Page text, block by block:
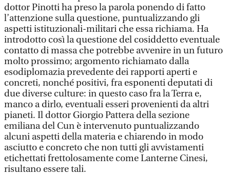
dottor Pinotti ha preso la parola ponendo di fatto
l’attenzione sulla questione, puntualizzando gli
aspetti istituzionali-militari che essa richiama. Ha
introdotto così la questione del cosiddetto eventuale
contatto di massa che potrebbe avvenire in un futuro
molto prossimo; argomento richiamato dalla
esodiplomazia prevedente dei rapporti aperti e
concreti, nonché positivi, fra esponenti deputati di
due diverse culture: in questo caso fra la Terra e,
manco a dirlo, eventuali esseri provenienti da altri
pianeti. Il dottor Giorgio Pattera della sezione
emiliana del Cun è intervenuto puntualizzando
alcuni aspetti della materia e chiarendo in modo
asciutto e concreto che non tutti gli avvistamenti
etichettati frettolosamente come Lanterne Cinesi,
risultano essere tali.